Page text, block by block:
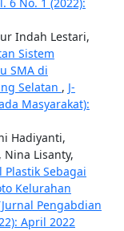
Indah Lestari,
Sistem
SMA di
Selatan , J-
Masyarakat):
Hadiyanti,
Lisanty,
Sebagai
Kelurahan
Pengabdian
April 2022